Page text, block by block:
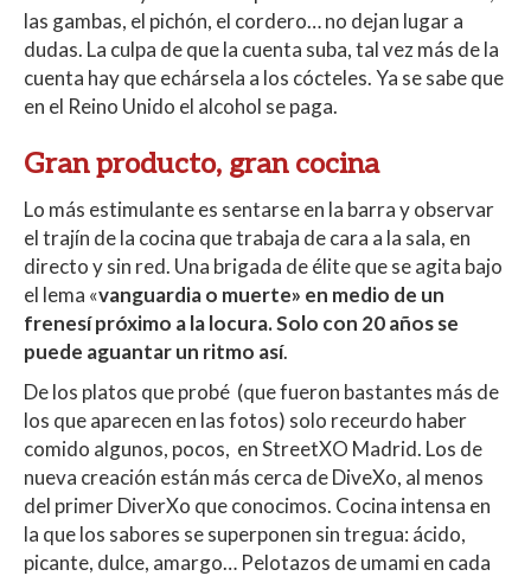
las gambas, el pichón, el cordero… no dejan lugar a
dudas. La culpa de que la cuenta suba, tal vez más de la
cuenta hay que echársela a los cócteles. Ya se sabe que
en el Reino Unido el alcohol se paga.
Gran producto, gran cocina
Lo más estimulante es sentarse en la barra y observar
el trajín de la cocina que trabaja de cara a la sala, en
directo y sin red. Una brigada de élite que se agita bajo
el lema «vanguardia o muerte» en medio de un
frenesí próximo a la locura. Solo con 20 años se
puede aguantar un ritmo así.
De los platos que probé (que fueron bastantes más de
los que aparecen en las fotos) solo receurdo haber
comido algunos, pocos, en StreetXO Madrid. Los de
nueva creación están más cerca de DiveXo, al menos
del primer DiverXo que conocimos. Cocina intensa en
la que los sabores se superponen sin tregua: ácido,
picante, dulce, amargo… Pelotazos de umami en cada